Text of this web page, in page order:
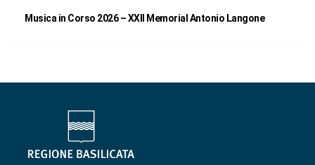
Musica in Corso 2026 – XXII Memorial Antonio Langone